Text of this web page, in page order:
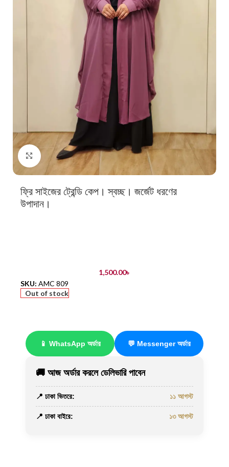
Click to enlarge
ফ্রি সাইজের ট্রেন্ডি কেপ। স্বচ্ছ। জর্জেট ধরণের
উপাদান।
1,500.00৳
SKU: AMC 809
Out of stock
📱 WhatsApp অর্ডার 💬 Messenger অর্ডার
🚚 আজ অর্ডার করলে ডেলিভারি পাবেন
📍 ঢাকা ভিতরে: ১১ আগস্ট
📍 ঢাকা বাইরে: ১৩ আগস্ট